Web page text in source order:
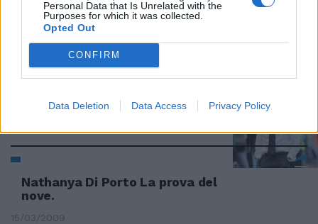
Personal Data that Is Unrelated with the
Purposes for which it was collected.
Opted Out
CONFIRM
Data Deletion Data Access Privacy Policy
Roma, falsa partenza
07/06/2009
Spalletti: è tutta colpa mia
Nathanya Di Porto La prova del
nove.
15/03/2009